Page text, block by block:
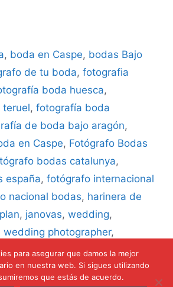
, boda en Caspe, bodas Bajo
de tu boda, fotografia
boda huesca,
, fotografía boda
de boda bajo aragón,
en Caspe, Fotógrafo Bodas
bodas catalunya,
españa, fotógrafo internacional
nacional bodas, harinera de
, janovas, wedding,
wedding photographer,
para asegurar que damos la mejor
en nuestra web. Si sigues utilizando
que estás de acuerdo.